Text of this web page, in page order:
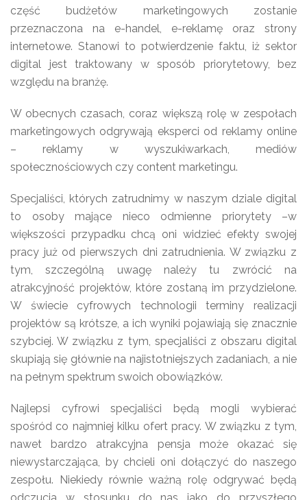
część budżetów marketingowych zostanie
przeznaczona na e-handel, e-reklamę oraz strony
internetowe. Stanowi to potwierdzenie faktu, iż sektor
digital jest traktowany w sposób priorytetowy, bez
względu na branżę.
W obecnych czasach, coraz większą rolę w zespołach
marketingowych odgrywają eksperci od reklamy online
– reklamy w wyszukiwarkach, mediów
społecznościowych czy content marketingu.
Specjaliści, których zatrudnimy w naszym dziale digital
to osoby mające nieco odmienne priorytety –w
większości przypadku chcą oni widzieć efekty swojej
pracy już od pierwszych dni zatrudnienia. W związku z
tym, szczególną uwagę należy tu zwrócić na
atrakcyjność projektów, które zostaną im przydzielone.
W świecie cyfrowych technologii terminy realizacji
projektów są krótsze, a ich wyniki pojawiają się znacznie
szybciej. W związku z tym, specjaliści z obszaru digital
skupiają się głównie na najistotniejszych zadaniach, a nie
na pełnym spektrum swoich obowiązków.
Najlepsi cyfrowi specjaliści będą mogli wybierać
spośród co najmniej kilku ofert pracy. W związku z tym,
nawet bardzo atrakcyjna pensja może okazać się
niewystarczająca, by chcieli oni dołączyć do naszego
zespołu. Niekiedy równie ważną rolę odgrywać będą
odczucia w stosunku do nas jako do przyszłego